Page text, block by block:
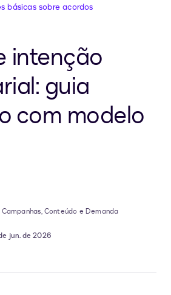
básicas sobre acordos
intenção
guia
com modelo
Conteúdo e Demanda
jun. de 2026